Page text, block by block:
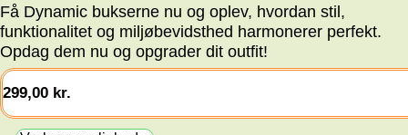
Få Dynamic bukserne nu og oplev, hvordan stil,
funktionalitet og miljøbevidsthed harmonerer perfekt.
Opdag dem nu og opgrader dit outfit!
299,00 kr.